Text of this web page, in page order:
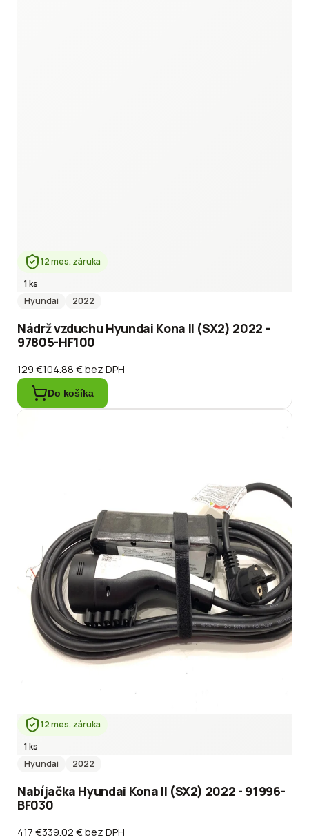
12 mes. záruka
1 ks
Hyundai
2022
Nádrž vzduchu Hyundai Kona II (SX2) 2022 -
97805-HF100
129 €104.88 €bez DPH
Do košíka
12 mes. záruka
1 ks
Hyundai
2022
Nabíjačka Hyundai Kona II (SX2) 2022 - 91996-
BF030
417 €339.02 €bez DPH